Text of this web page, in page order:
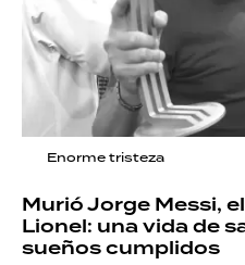
Enorme tristeza
Murió Jorge Messi,
Lionel: una vida de
sueños cumplidos